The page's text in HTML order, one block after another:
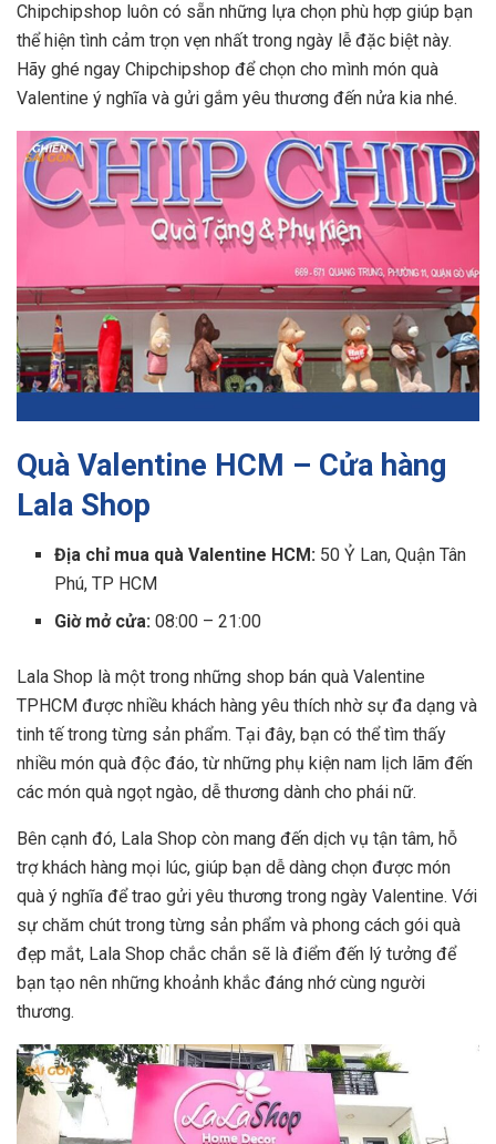
Chipchipshop luôn có sẵn những lựa chọn phù hợp giúp bạn
thể hiện tình cảm trọn vẹn nhất trong ngày lễ đặc biệt này.
Hãy ghé ngay Chipchipshop để chọn cho mình món quà
Valentine ý nghĩa và gửi gắm yêu thương đến nửa kia nhé.
Quà Valentine HCM – Cửa hàng
Lala Shop
Địa chỉ mua quà Valentine HCM: 50 Ỷ Lan, Quận Tân
Phú, TP HCM
Giờ mở cửa:08:00 – 21:00
Lala Shop là một trong những shop bán quà Valentine
TPHCM được nhiều khách hàng yêu thích nhờ sự đa dạng và
tinh tế trong từng sản phẩm. Tại đây, bạn có thể tìm thấy
nhiều món quà độc đáo, từ những phụ kiện nam lịch lãm đến
các món quà ngọt ngào, dễ thương dành cho phái nữ.
Bên cạnh đó, Lala Shop còn mang đến dịch vụ tận tâm, hỗ
trợ khách hàng mọi lúc, giúp bạn dễ dàng chọn được món
quà ý nghĩa để trao gửi yêu thương trong ngày Valentine. Với
sự chăm chút trong từng sản phẩm và phong cách gói quà
đẹp mắt, Lala Shop chắc chắn sẽ là điểm đến lý tưởng để
bạn tạo nên những khoảnh khắc đáng nhớ cùng người
thương.